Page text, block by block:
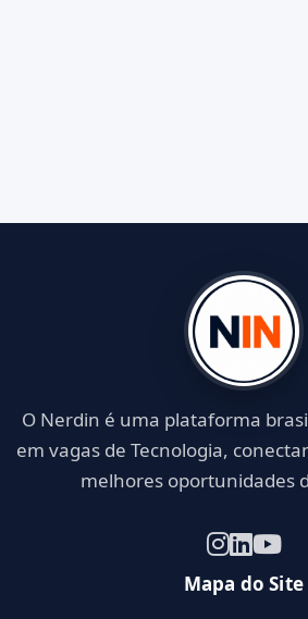
O Nerdin é uma plataforma
em vagas de Tecnologia,
melhores oportunidades
Mapa do Site